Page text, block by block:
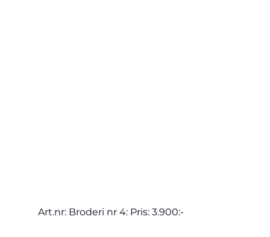
Art.nr: Broderi nr 4: Pris: 3.900:-